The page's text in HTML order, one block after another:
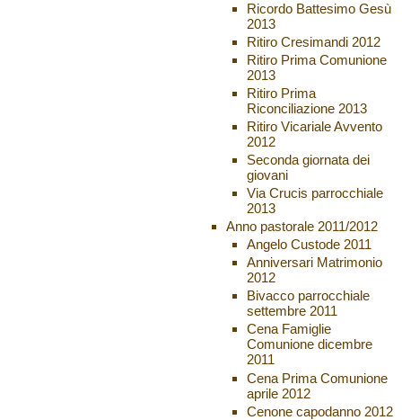
Ricordo Battesimo Gesù
2013
Ritiro Cresimandi 2012
Ritiro Prima Comunione
2013
Ritiro Prima
Riconciliazione 2013
Ritiro Vicariale Avvento
2012
Seconda giornata dei
giovani
Via Crucis parrocchiale
2013
Anno pastorale 2011/2012
Angelo Custode 2011
Anniversari Matrimonio
2012
Bivacco parrocchiale
settembre 2011
Cena Famiglie
Comunione dicembre
2011
Cena Prima Comunione
aprile 2012
Cenone capodanno 2012